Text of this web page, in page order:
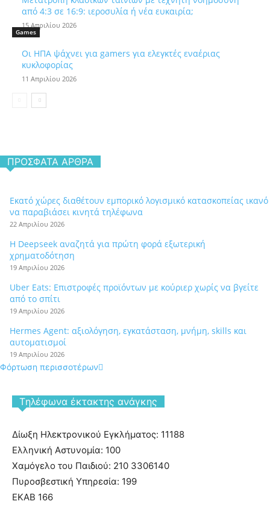
από 4:3 σε 16:9: ιεροσυλία ή νέα ευκαιρία;
15 Απριλίου 2026
Games
Οι ΗΠΑ ψάχνει για gamers για ελεγκτές εναέριας
κυκλοφορίας
11 Απριλίου 2026
ΠΡΌΣΦΑΤΑ ΆΡΘΡΑ
Εκατό χώρες διαθέτουν εμπορικό λογισμικό κατασκοπείας ικανό
να παραβιάσει κινητά τηλέφωνα
22 Απριλίου 2026
Η Deepseek αναζητά για πρώτη φορά εξωτερική
χρηματοδότηση
19 Απριλίου 2026
Uber Eats: Επιστροφές προϊόντων με κούριερ χωρίς να βγείτε
από το σπίτι
19 Απριλίου 2026
Hermes Agent: αξιολόγηση, εγκατάσταση, μνήμη, skills και
αυτοματισμοί
19 Απριλίου 2026
Φόρτωση περισσοτέρων
Tηλέφωνα έκτακτης ανάγκης
Δίωξη Ηλεκτρονικού Εγκλήματος: 11188
Ελληνική Αστυνομία: 100
Χαμόγελο του Παιδιού: 210 3306140
Πυροσβεστική Υπηρεσία: 199
ΕΚΑΒ 166